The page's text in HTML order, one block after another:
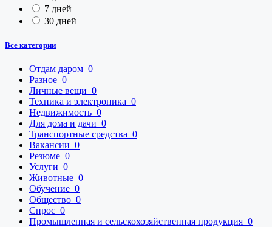
7 дней
30 дней
Все категории
Отдам даром 0
Разное 0
Личные вещи 0
Техника и электроника 0
Недвижимость 0
Для дома и дачи 0
Транспортные средства 0
Вакансии 0
Резюме 0
Услуги 0
Животные 0
Обучение 0
Общество 0
Спрос 0
Промышленная и сельскохозяйственная продукция 0